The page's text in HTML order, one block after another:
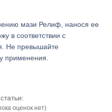
мази Релиф, нанося ее
в соответствии с
Не превышайте
применения.
оценок нет)